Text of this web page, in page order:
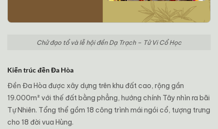
Chử đạo tổ và lễ hội đền Dạ Trạch – Tử Vi Cổ Học
Kiến trúc đền Đa Hòa
Đền Đa Hòa được xây dựng trên khu đất cao, rộng gần
19.000m² với thế đất bằng phẳng, hướng chính Tây nhìn ra bãi
Tự Nhiên. Tổng thể gồm 18 công trình mái ngói cổ, tượng trưng
cho 18 đời vua Hùng.